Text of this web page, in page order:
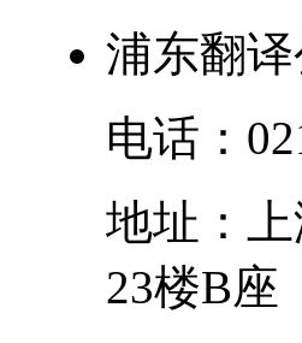
浦东翻译
电话：
地址：
23楼B座